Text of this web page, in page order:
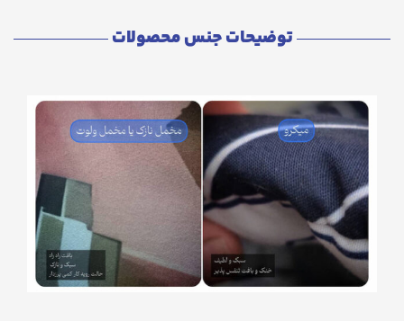
توضیحات جنس محصولات